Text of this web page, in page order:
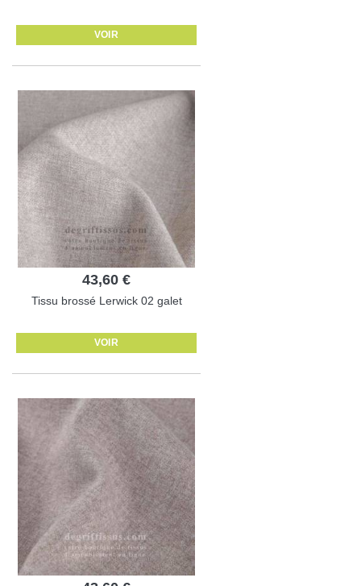
VOIR
43,60 €
Tissu brossé Lerwick 02 galet
VOIR